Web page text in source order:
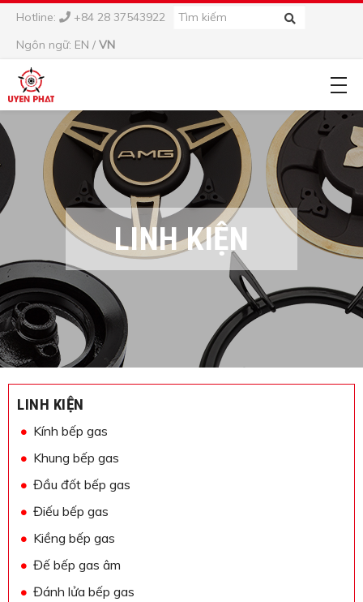
Hotline:
+84 28 37543922
Ngôn ngữ: EN / VN
LINH KIỆN
LINH KIỆN
Kính bếp gas
Khung bếp gas
Đầu đốt bếp gas
Điếu bếp gas
Kiềng bếp gas
Đế bếp gas âm
Đánh lửa bếp gas